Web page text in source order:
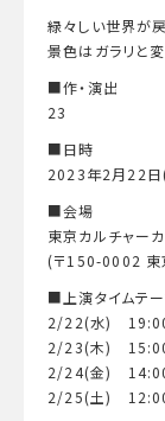
緑々しい世界が
景色はガラリと
■作・演出
23
■日時
2023年2月22
■会場
東京カルチャー
(〒150-0002 東
■上演タイムテー
2/22(水)
2/23(木)
2/24(金)
2/25(土)